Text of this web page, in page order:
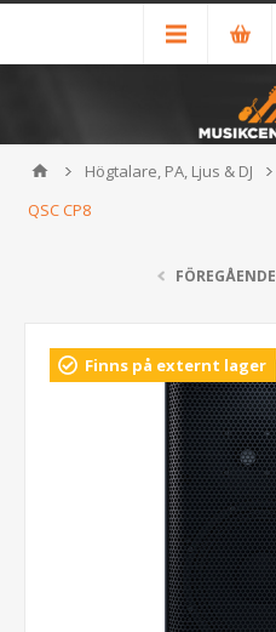
Högtalare, PA, Ljus & DJ
QSC CP8
FÖREGÅENDE
Finns på externt lager